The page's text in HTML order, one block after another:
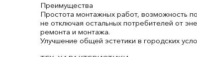
Преимущества
Простота монтажных работ, возможность
не отключая остальных потребителей от
ремонта и монтажа.
Улучшение общей эстетики в городских